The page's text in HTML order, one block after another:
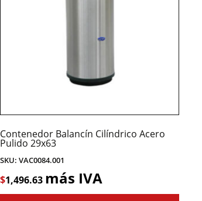
Contenedor Balancín Cilíndrico Acero
Pulido 29x63
SKU: VAC0084.001
$1,496.63 más IVA